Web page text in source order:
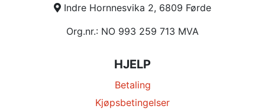
Indre Hornnesvika 2, 6809 Førde
Org.nr.: NO 993 259 713 MVA
HJELP
Betaling
Kjøpsbetingelser